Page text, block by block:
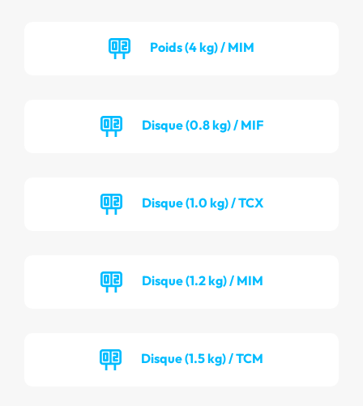
Poids (4 kg) / MIM
Disque (0.8 kg) / MIF
Disque (1.0 kg) / TCX
Disque (1.2 kg) / MIM
Disque (1.5 kg) / TCM